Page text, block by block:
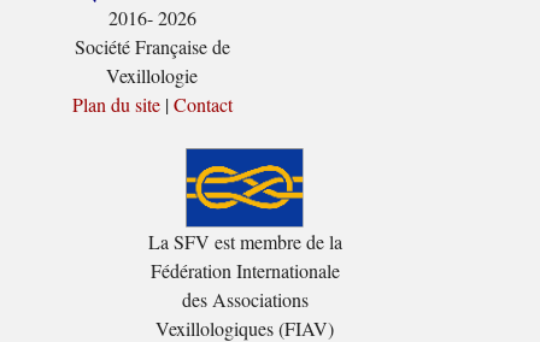
2016- 2026
Société Française de
Vexillologie
Plan du site|Contact
La SFV est membre de la
Fédération Internationale
des Associations
Vexillologiques (FIAV)